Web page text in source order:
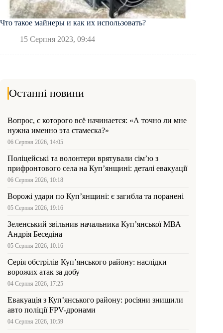
Что такое майнеры и как их использовать?
15 Серпня 2023, 09:44
Останні новини
Вопрос, с которого всё начинается: «А точно ли мне
нужна именно эта стамеска?»
06 Серпня 2026, 14:05
Поліцейські та волонтери врятували сім’ю з
прифронтового села на Куп’янщині: деталі евакуації
06 Серпня 2026, 10:18
Ворожі удари по Куп’янщині: є загибла та поранені
05 Серпня 2026, 19:16
Зеленський звільнив начальника Купʼянської МВА
Андрія Беседіна
05 Серпня 2026, 10:16
Серія обстрілів Куп’янського району: наслідки
ворожих атак за добу
04 Серпня 2026, 17:25
Евакуація з Куп’янського району: росіяни знищили
авто поліції FPV-дронами
04 Серпня 2026, 10:59